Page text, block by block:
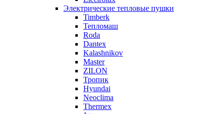
Электрические тепловые пушки
Timberk
Тепломаш
Roda
Dantex
Kalashnikov
Master
ZILON
Тропик
Hyundai
Neoclima
Thermex